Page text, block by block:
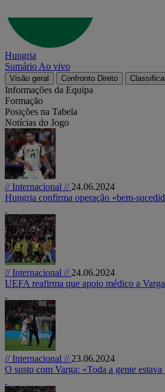
Hungria
Sumário Ao vivo
Visão geral Confronto Direto
Informações da Equipa
Formação
Posições na Tabela
Notícias do Jogo
// Internacional // 24.06.2024
Hungria confirma operação «bem-
// Internacional // 24.06.2024
UEFA reafirma que apoio médico a
// Internacional // 23.06.2024
O susto com Varga: «Toda a gente estava